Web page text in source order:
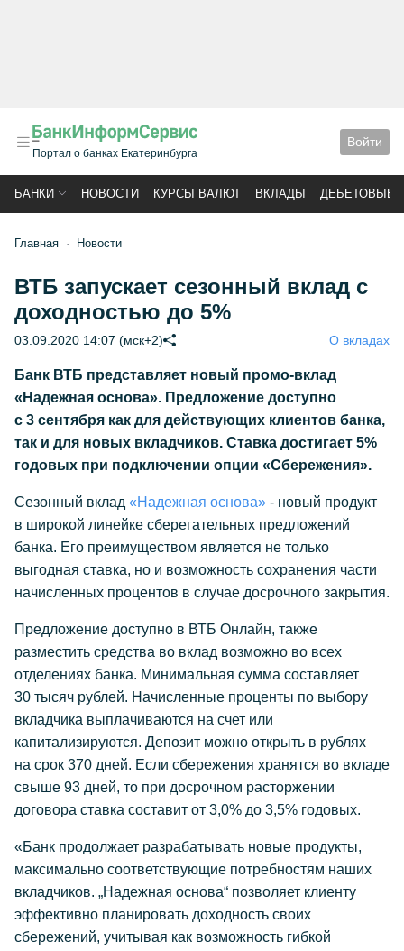
Портал о банках Екатеринбурга
Войти
БАНКИ НОВОСТИ КУРСЫ ВАЛЮТ ВКЛАДЫ ДЕБЕТОВЫЕ
Главная Новости
ВТБ запускает сезонный вклад с
доходностью до 5%
03.09.2020 14:07 (мск+2) О вкладах
Банк ВТБ представляет новый промо-вклад
«Надежная основа». Предложение доступно
с 3 сентября как для действующих клиентов банка,
так и для новых вкладчиков. Ставка достигает 5%
годовых при подключении опции «Сбережения».
Сезонный вклад «Надежная основа» - новый продукт
в широкой линейке сберегательных предложений
банка. Его преимуществом является не только
выгодная ставка, но и возможность сохранения части
начисленных процентов в случае досрочного закрытия.
Предложение доступно в ВТБ Онлайн, также
разместить средства во вклад возможно во всех
отделениях банка. Минимальная сумма составляет
30 тысяч рублей. Начисленные проценты по выбору
вкладчика выплачиваются на счет или
капитализируются. Депозит можно открыть в рублях
на срок 370 дней. Если сбережения хранятся во вкладе
свыше 93 дней, то при досрочном расторжении
договора ставка составит от 3,0% до 3,5% годовых.
«Банк продолжает разрабатывать новые продукты,
максимально соответствующие потребностям наших
вкладчиков. „Надежная основа“ позволяет клиенту
эффективно планировать доходность своих
сбережений, учитывая как возможность гибкой